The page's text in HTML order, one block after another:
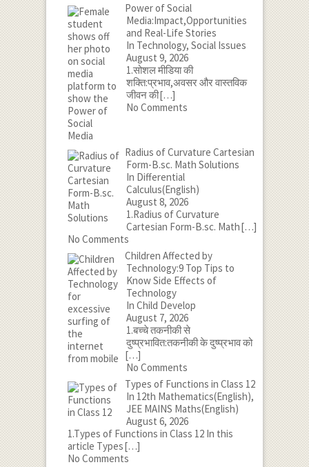
Power of Social
Media:Impact,Opportunities
and Real-Life Stories
In Technology, Social Issues
August 9, 2026
1.सोशल मीडिया की
शक्ति:प्रभाव,अवसर और वास्तविक
जीवन की[…]
No Comments
Radius of Curvature Cartesian
Form-B.sc. Math Solutions
In Differential
Calculus(English)
August 8, 2026
1.Radius of Curvature
Cartesian Form-B.sc. Math[…]
No Comments
Children Affected by
Technology:9 Top Tips to
Know Side Effects of
Technology
In Child Develop
August 7, 2026
1.बच्चे तकनीकी से
दुष्प्रभावित:तकनीकी के दुष्प्रभाव को
[…]
No Comments
Types of Functions in Class 12
In 12th Mathematics(English),
JEE MAINS Maths(English)
August 6, 2026
1.Types of Functions in Class 12 In this
article Types[…]
No Comments